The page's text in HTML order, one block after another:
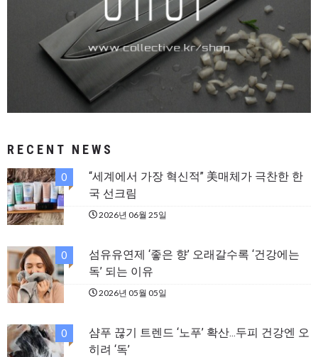
RECENT NEWS
0
“세계에서 가장 혁신적” 美매체가 극찬한 한
국 선크림
2026년 06월 25일
0
섬유유연제 ‘좋은 향’ 오래갈수록 ‘건강에는
독’ 되는 이유
2026년 05월 05일
0
샴푸 끊기 트렌드 ‘노푸’ 확산…두피 건강엔 오
히려 ‘독’